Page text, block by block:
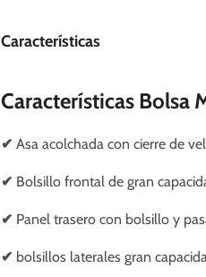
Características
Características Bolsa
✔ Asa acolchada con cierre de
✔ Bolsillo frontal de gran
✔ Panel trasero con bolsillo y
✔ bolsillos laterales gran